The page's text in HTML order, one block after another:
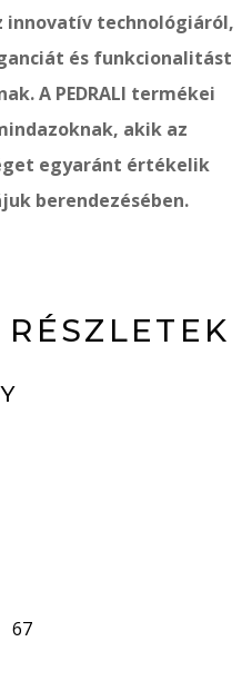
technológiáról,
és funkcionalitást
A PEDRALI termékei
akik az
egyaránt értékelik
berendezésében.
67